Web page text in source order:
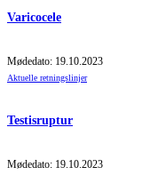
Varicocele
Mødedato: 19.10.2023
Aktuelle retningslinjer
Testisruptur
Mødedato: 19.10.2023